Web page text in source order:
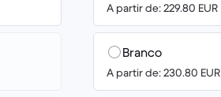
A partir de: 229.80 EUR
Branco
A partir de: 230.80 EUR